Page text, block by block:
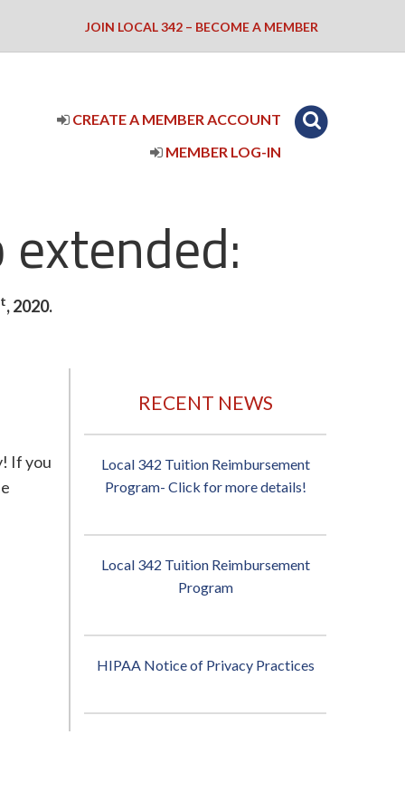
JOIN LOCAL 342 – BECOME A MEMBER
CREATE A MEMBER ACCOUNT
MEMBER LOG-IN
, 2020.
If you
RECENT NEWS
Local 342 Tuition Reimbursement
Program- Click for more details!
Local 342 Tuition Reimbursement
Program
HIPAA Notice of Privacy Practices